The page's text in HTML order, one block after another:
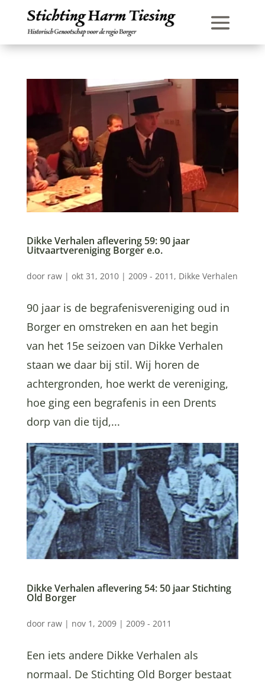
Dikke Verhalen aflevering 59: 90 jaar
Uitvaartvereniging Borger e.o.
door raw| okt 31, 2010| 2009 - 2011 , Dikke Verhalen
90 jaar is de begrafenisvereniging oud in
Borger en omstreken en aan het begin
van het 15e seizoen van Dikke Verhalen
staan we daar bij stil. Wij horen de
achtergronden, hoe werkt de vereniging,
hoe ging een begrafenis in een Drents
dorp van die tijd,...
Dikke Verhalen aflevering 54: 50 jaar Stichting
Old Borger
door raw| nov 1, 2009| 2009 - 2011
Een iets andere Dikke Verhalen als
normaal. De Stichting Old Borger bestaat